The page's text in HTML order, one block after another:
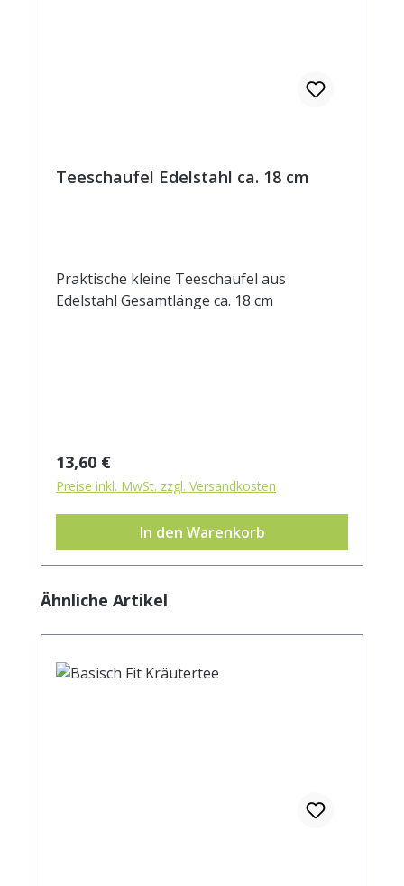
Teeschaufel Edelstahl ca. 18 cm
Praktische kleine Teeschaufel aus
Edelstahl Gesamtlänge ca. 18 cm
Regulärer Preis:
13,60 €
Preise inkl. MwSt. zzgl. Versandkosten
In den Warenkorb
Produktgalerie überspringen
Ähnliche Artikel